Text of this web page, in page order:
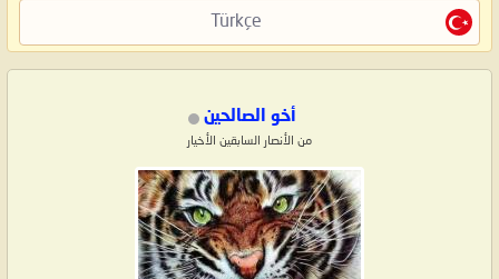
Türkçe
أخو الصالحين
من الأنصار السابقين الأخيار